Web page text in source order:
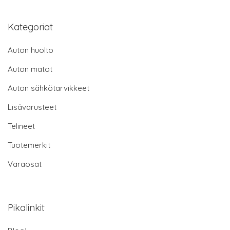
Kategoriat
Auton huolto
Auton matot
Auton sähkötarvikkeet
Lisävarusteet
Telineet
Tuotemerkit
Varaosat
Pikalinkit